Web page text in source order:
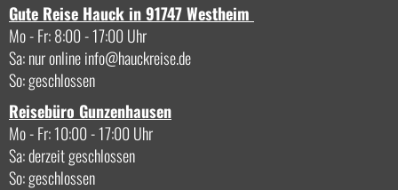
Gute Reise Hauck in 91747 Westheim
Mo - Fr: 8:00 - 17:00 Uhr
Sa: nur onlineinfo
hauckreise.de
So: geschlossen
Reisebüro Gunzenhausen
Mo - Fr: 10:00 - 17:00 Uhr
Sa: derzeit geschlossen
So: geschlossen